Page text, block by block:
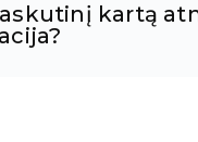
kartą